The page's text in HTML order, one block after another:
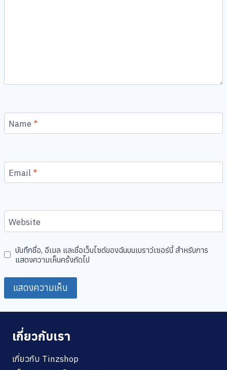
Name *
Email *
Website
บันทึกชื่อ, อีเมล และชื่อเว็บไซต์ของฉันบนเบราว์เซอร์นี้ สำหรับการ
แสดงความเห็นครั้งถัดไป
เกี่ยวกับเรา
เกี่ยวกับ Tinzshop